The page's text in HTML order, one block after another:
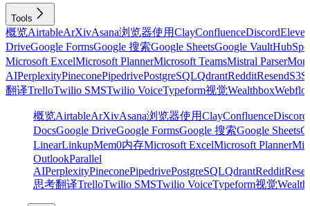
Tools
概览AirtableArXivAsana浏览器使用ClayConfluenceDiscord
DriveGoogle FormsGoogle 搜索Google SheetsGoogle Vault
Microsoft ExcelMicrosoft PlannerMicrosoft TeamsMistral Parser
AIPerplexityPineconePipedrivePostgreSQLQdrantRedditResendS3
翻译TrelloTwilio SMSTwilio VoiceTypeform视觉Wealthbox
概览AirtableArXivAsana浏览器使用ClayConfluenceDiscord
DocsGoogle DriveGoogle FormsGoogle 搜索Google Sheets
LinearLinkupMem0内存Microsoft ExcelMicrosoft Planner
OutlookParallel
AIPerplexityPineconePipedrivePostgreSQLQdrantReddit
思考翻译TrelloTwilio SMSTwilio VoiceTypeform视觉